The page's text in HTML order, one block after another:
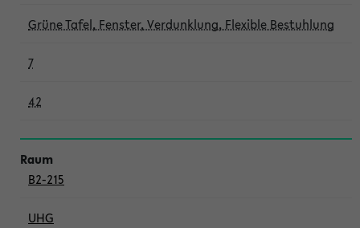
Grüne Tafel, Fenster, Verdunklung, Flexible Bestuhlung
7
42
B2-215
UHG